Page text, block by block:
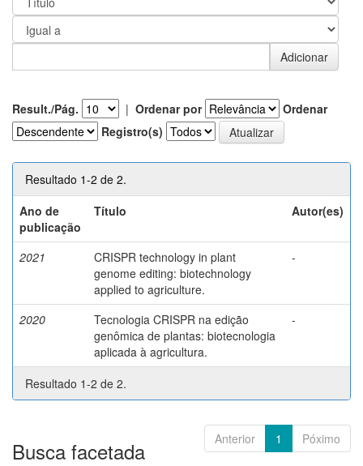
Result./Pág. | Ordenar por
Ordenar
Registro(s)
Resultado 1-2 de 2.
Ano de
publicação
Título Autor(es)
2021
CRISPR technology in plant
genome editing: biotechnology
applied to agriculture.
-
2020
Tecnologia CRISPR na edição
genômica de plantas: biotecnologia
aplicada à agricultura.
-
Resultado 1-2 de 2.
Anterior 1 Póximo
Busca facetada